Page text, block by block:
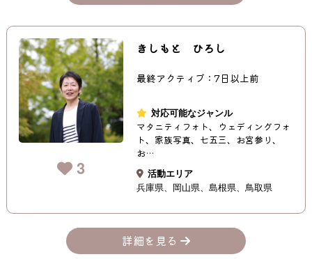
3
きしもと ひろし
最終アクティブ：7日以上前
対応可能なジャンル
マタニティフォト、ウェディングフォ
ト、家族写真、七五三、お宮参り、
お…
活動エリア
兵庫県
岡山県 島根県 鳥取県
詳細を見る